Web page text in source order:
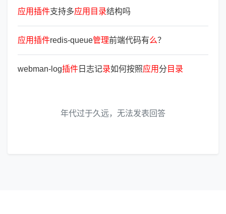
应用插件支持多应用 目 录结构吗
应用插件redis-queue管理前端代码有么？
webman-log插件 日志记录如何按照应用 分 目 录
年代过于久远，无法发表回答